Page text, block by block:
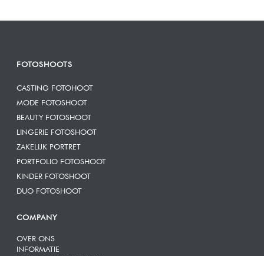
FOTOSHOOTS
CASTING FOTOHOOT
MODE FOTOSHOOT
BEAUTY FOTOSHOOT
LINGERIE FOTOSHOOT
ZAKELIJK PORTRET
PORTFOLIO FOTOSHOOT
KINDER FOTOSHOOT
DUO FOTOSHOOT
COMPANY
OVER ONS
INFORMATIE